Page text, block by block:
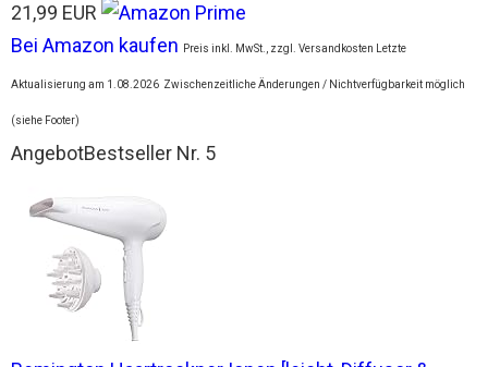
21,99 EUR
Bei Amazon kaufen
Preis inkl. MwSt., zzgl. Versandkosten Letzte
Aktualisierung am 1.08.2026 Zwischenzeitliche Änderungen / Nichtverfügbarkeit möglich
(siehe Footer)
AngebotBestseller Nr. 5